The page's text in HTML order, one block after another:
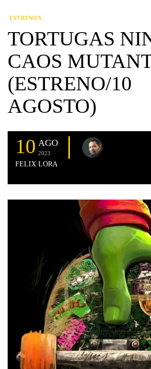
ESTRENOS
TORTUGAS
CAOS
(ESTRENO/10
AGOSTO)
10 AGO
2023
FELIX LORA